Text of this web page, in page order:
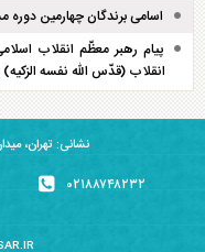
اسامی برندگان چهارمین دوره
پیام رهبر معظّم انقلاب
انقلاب (قدّس الله نفسه
نشانی: تهران،
۰۲۱۸۸۷۴۸۲۳۲